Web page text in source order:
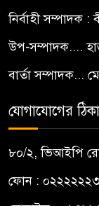
নির্বাহী সম্পাদক :
উপ-সম্পাদক....
বার্তা সম্পাদক...
যোগাযোগের
৮০/২, ভিআইপি
ফোন :